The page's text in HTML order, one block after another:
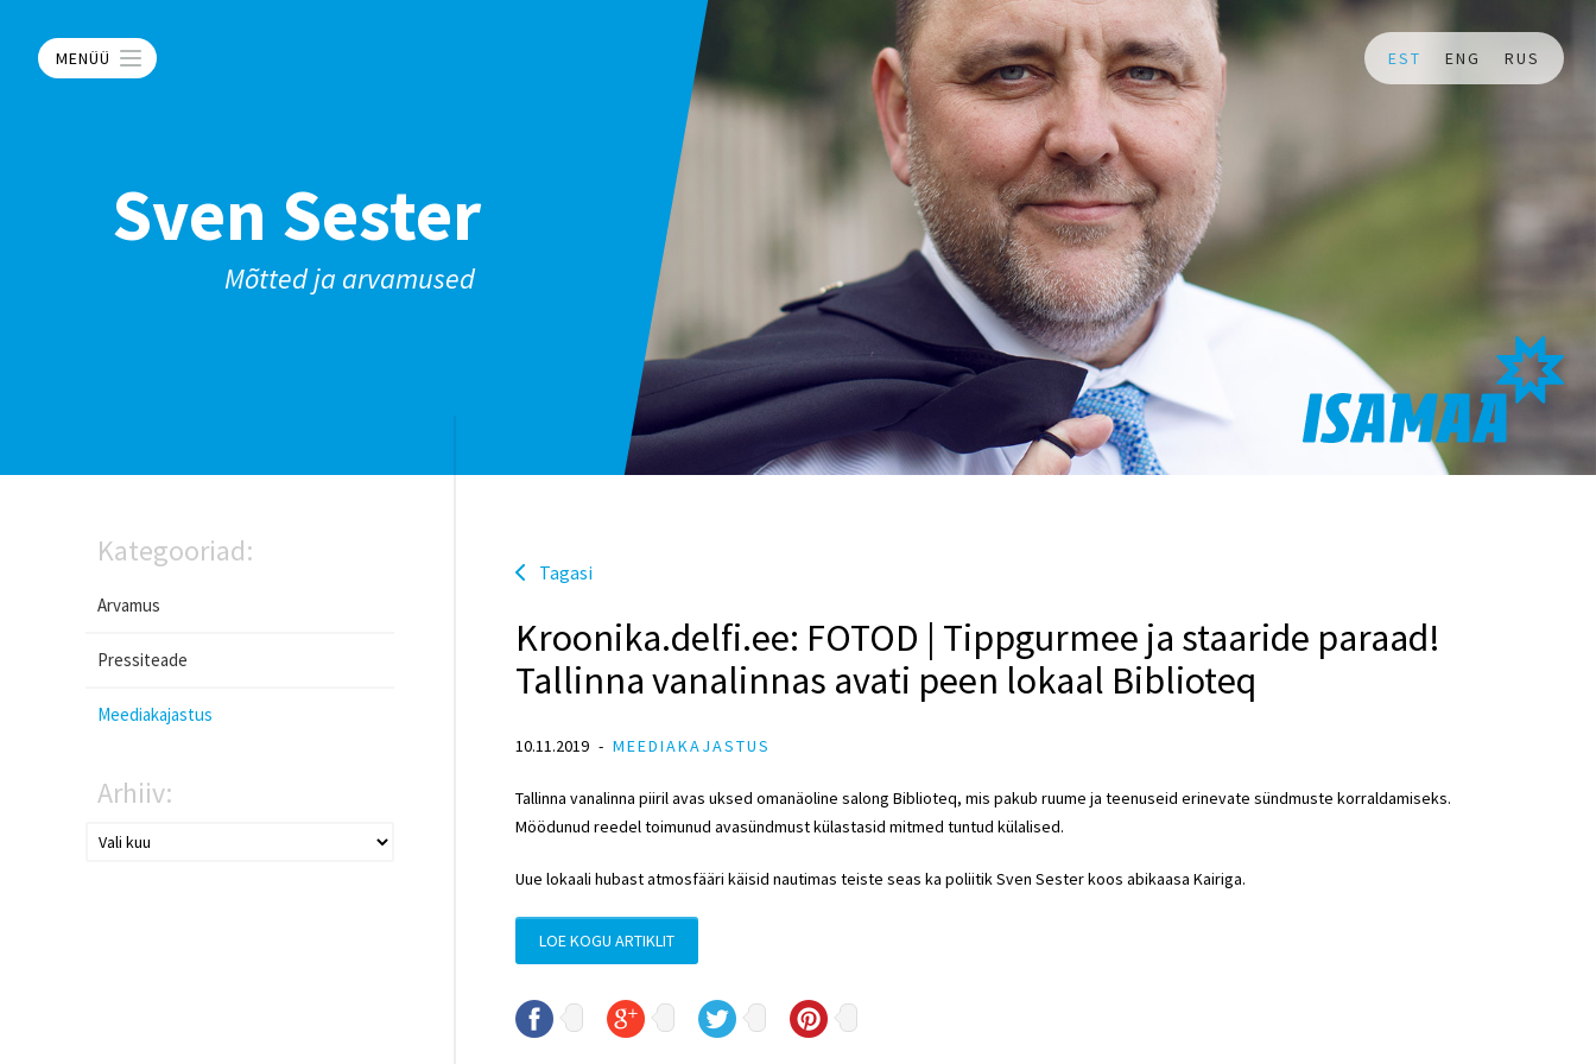
MENÜÜ EST ENG RUS
Sven Sester
Mõtted ja arvamused
Kategooriad:
Arvamus
Pressiteade
Meediakajastus
Arhiiv:
Tagasi
Kroonika.delfi.ee: FOTOD | Tippgurmee ja staaride paraad!
Tallinna vanalinnas avati peen lokaal Biblioteq
10.11.2019 MEEDIAKAJASTUS
Tallinna vanalinna piiril avas uksed omanäoline salong Biblioteq, mis pakub ruume ja teenuseid erinevate sündmuste korraldamiseks.
Möödunud reedel toimunud avasündmust külastasid mitmed tuntud külalised.
Uue lokaali hubast atmosfääri käisid nautimas teiste seas ka poliitikSven Sesterkoos abikaasa Kairiga.
LOE KOGU ARTIKLIT